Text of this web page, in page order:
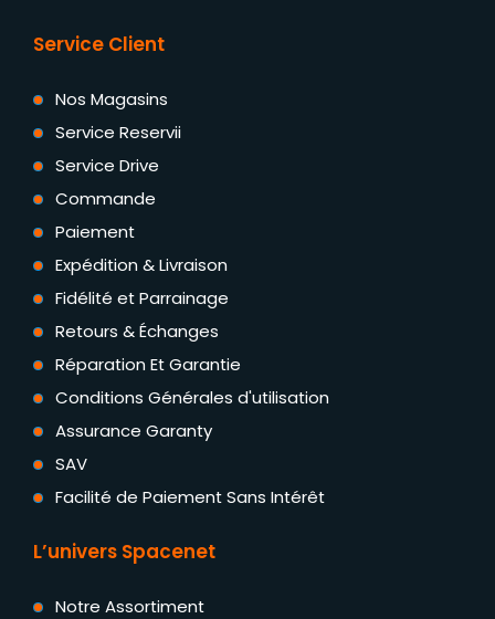
Service Client
Nos Magasins
Service Reservii
Service Drive
Commande
Paiement
Expédition & Livraison
Fidélité et Parrainage
Retours & Échanges
Réparation Et Garantie
Conditions Générales d'utilisation
Assurance Garanty
SAV
Facilité de Paiement Sans Intérêt
L’univers Spacenet
Notre Assortiment